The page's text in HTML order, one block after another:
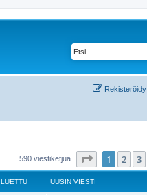
Rekisteröidy
590 viestiketjua Sivu 12
1 2 3
LUETTU UUSIN VIESTI